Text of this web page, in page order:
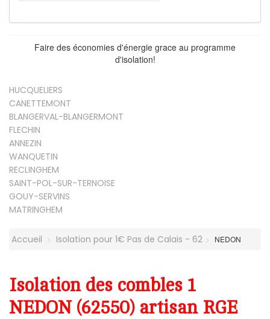
Faire des économies d'énergie grace au programme
d'isolation!
HUCQUELIERS
CANETTEMONT
BLANGERVAL-BLANGERMONT
FLECHIN
ANNEZIN
WANQUETIN
RECLINGHEM
SAINT-POL-SUR-TERNOISE
GOUY-SERVINS
MATRINGHEM
Accueil Isolation pour 1€ Pas de Calais - 62 NEDON
Isolation des combles 1
NEDON (62550) artisan RGE